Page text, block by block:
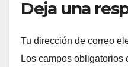
Deja una
Tu dirección de correo
Los campos obligatorios